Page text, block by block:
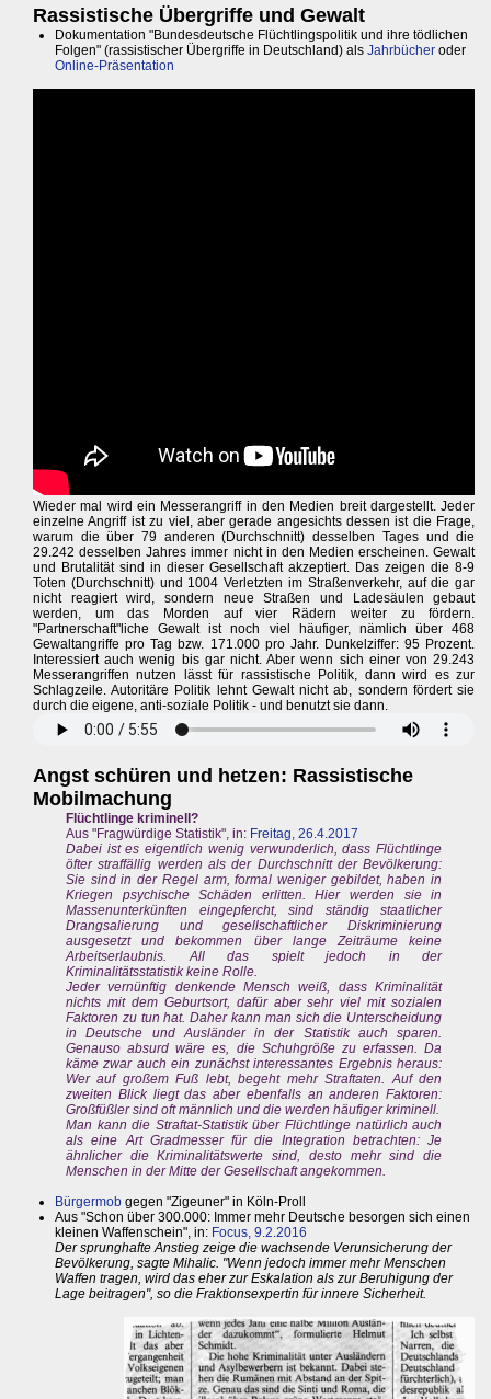
Rassistische Übergriffe und Gewalt
Dokumentation "Bundesdeutsche Flüchtlingspolitik und ihre tödlichen
Folgen" (rassistischer Übergriffe in Deutschland) als Jahrbücher oder
Online-Präsentation
Wieder mal wird ein Messerangriff in den Medien breit dargestellt. Jeder
einzelne Angriff ist zu viel, aber gerade angesichts dessen ist die Frage,
warum die über 79 anderen (Durchschnitt) desselben Tages und die
29.242 desselben Jahres immer nicht in den Medien erscheinen. Gewalt
und Brutalität sind in dieser Gesellschaft akzeptiert. Das zeigen die 8-9
Toten (Durchschnitt) und 1004 Verletzten im Straßenverkehr, auf die gar
nicht reagiert wird, sondern neue Straßen und Ladesäulen gebaut
werden, um das Morden auf vier Rädern weiter zu fördern.
"Partnerschaft"liche Gewalt ist noch viel häufiger, nämlich über 468
Gewaltangriffe pro Tag bzw. 171.000 pro Jahr. Dunkelziffer: 95 Prozent.
Interessiert auch wenig bis gar nicht. Aber wenn sich einer von 29.243
Messerangriffen nutzen lässt für rassistische Politik, dann wird es zur
Schlagzeile. Autoritäre Politik lehnt Gewalt nicht ab, sondern fördert sie
durch die eigene, anti-soziale Politik - und benutzt sie dann.
Angst schüren und hetzen: Rassistische
Mobilmachung
Flüchtlinge kriminell?
Aus "Fragwürdige Statistik", in: Freitag, 26.4.2017
Dabei ist es eigentlich wenig verwunderlich, dass Flüchtlinge
öfter straffällig werden als der Durchschnitt der Bevölkerung:
Sie sind in der Regel arm, formal weniger gebildet, haben in
Kriegen psychische Schäden erlitten. Hier werden sie in
Massenunterkünften eingepfercht, sind ständig staatlicher
Drangsalierung und gesellschaftlicher Diskriminierung
ausgesetzt und bekommen über lange Zeiträume keine
Arbeitserlaubnis. All das spielt jedoch in der
Kriminalitätsstatistik keine Rolle.
Jeder vernünftig denkende Mensch weiß, dass Kriminalität
nichts mit dem Geburtsort, dafür aber sehr viel mit sozialen
Faktoren zu tun hat. Daher kann man sich die Unterscheidung
in Deutsche und Ausländer in der Statistik auch sparen.
Genauso absurd wäre es, die Schuhgröße zu erfassen. Da
käme zwar auch ein zunächst interessantes Ergebnis heraus:
Wer auf großem Fuß lebt, begeht mehr Straftaten. Auf den
zweiten Blick liegt das aber ebenfalls an anderen Faktoren:
Großfüßler sind oft männlich und die werden häufiger kriminell.
Man kann die Straftat-Statistik über Flüchtlinge natürlich auch
als eine Art Gradmesser für die Integration betrachten: Je
ähnlicher die Kriminalitätswerte sind, desto mehr sind die
Menschen in der Mitte der Gesellschaft angekommen.
Bürgermob gegen "Zigeuner" in Köln-Proll
Aus "Schon über 300.000: Immer mehr Deutsche besorgen sich einen
kleinen Waffenschein", in: Focus, 9.2.2016
Der sprunghafte Anstieg zeige die wachsende Verunsicherung der
Bevölkerung, sagte Mihalic. "Wenn jedoch immer mehr Menschen
Waffen tragen, wird das eher zur Eskalation als zur Beruhigung der
Lage beitragen", so die Fraktionsexpertin für innere Sicherheit.